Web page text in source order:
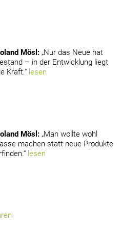
Mösl : „Nur das Neue hat
– in der Entwicklung liegt
Kraft.“ lesen
Mösl : „Man wollte wohl
machen statt neue Produkte
lesen